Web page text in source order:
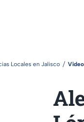
Locales en Jalisco Video